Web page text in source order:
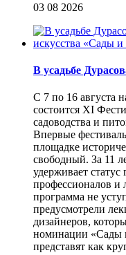
03 08 2026
В усадьбе
С 7 по 16 августа
состоится XI
садоводства и
Впервые
площадке
свободный. За 11
удерживает статус
профессионалов и
программа не
предусмотрели
дизайнеров,
номинации «Сады
представят как